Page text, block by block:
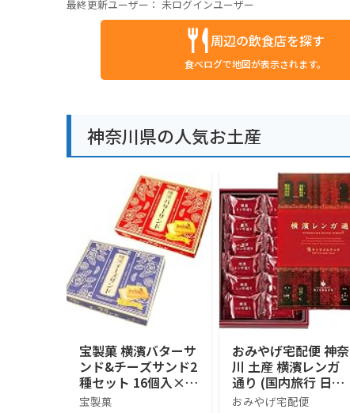
最終更新ユーザー： 未ログインユーザー
周辺の飲食店を探す
食べログで地図が表示されます。
神奈川県の人気お土産
宝製菓 横濱バターサ
ンド&チーズサンド2
種セット 16個入×2
箱
宝製菓
おみやげ宅配便 神奈
川 土産 横濱レンガ
通り (国内旅行 日本
神奈川 お土産）
おみやげ宅配便